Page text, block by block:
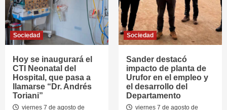
Sociedad
Hoy se inaugurará el
CTI Neonatal del
Hospital, que pasa a
llamarse “Dr. Andrés
Toriani”
viernes 7 de agosto de
Sociedad
Sander destacó
impacto de planta de
Urufor en el empleo y
el desarrollo del
Departamento
viernes 7 de agosto de